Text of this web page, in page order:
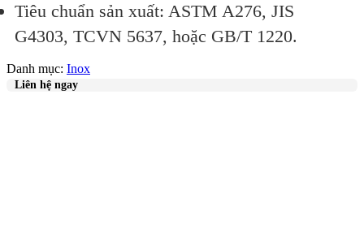
Tiêu chuẩn sản xuất: ASTM A276, JIS
G4303, TCVN 5637, hoặc GB/T 1220.
Danh mục: Inox
Liên hệ ngay